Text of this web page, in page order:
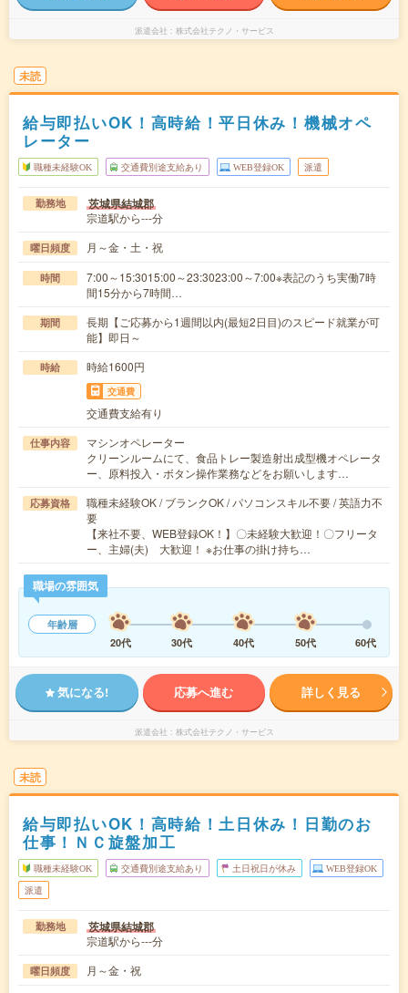
派遣会社 株式会社テクノ・サービス
未読
給与即払いOK！高時給！平日休み！機械オペ
レーター
職種未経験OK 交通費別途支給あり WEB登録OK 派遣
勤務地 茨城県結城郡
宗道駅から---分
曜日頻度 月～金・土・祝
時間
7:00～15:3015:00～23:3023:00～7:00※表記のうち実働7時
間15分から7時間…
期間
長期【ご応募から1週間以内(最短2日目)のスピード就業が可
能】即日～
時給 時給1600円
交通費
交通費支給有り
仕事内容
マシンオペレーター
クリーンルームにて、食品トレー製造射出成型機オペレータ
ー、原料投入・ボタン操作業務などをお願いします…
応募資格
職種未経験OK / ブランクOK / パソコンスキル不要 / 英語力不
要
【来社不要、WEB登録OK！】〇未経験大歓迎！〇フリータ
ー、主婦(夫) 大歓迎！ ※お仕事の掛け持ち…
職場の雰囲気
年齢層
20代
30代 40代 50代 60代
気になる! 応募へ進む 詳しく見る
派遣会社 株式会社テクノ・サービス
未読
給与即払いOK！高時給！土日休み！日勤のお
仕事！ＮＣ旋盤加工
職種未経験OK 交通費別途支給あり 土日祝日が休み WEB登録OK
派遣
勤務地 茨城県結城郡
宗道駅から---分
曜日頻度 月～金・祝